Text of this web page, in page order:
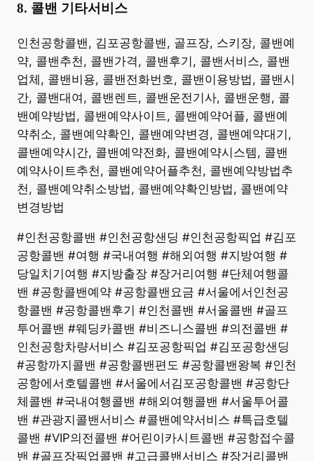
8. 콜밴 기타서비스
​인천공항콜밴, 김포공항콜밴, 골프장, 스키장, 콜밴예
약, 콜밴추천, 콜밴가격, 콜밴후기, 콜밴서비스, 콜밴
업체, 콜밴비용, 콜밴전화번호, 콜밴이용방법, 콜밴시
간, 콜밴대여, 콜밴렌트, 콜밴운전기사, 콜밴운행, 콜
밴예약방법, 콜밴예약사이트, 콜밴예약어플, 콜밴예
약취소, 콜밴예약확인, 콜밴예약변경, 콜밴예약대기,
콜밴예약시간, 콜밴예약전화, 콜밴예약시스템, 콜밴
예약사이트추천, 콜밴예약어플추천, 콜밴예약방법추
천, 콜밴예약취소방법, 콜밴예약확인방법, 콜밴예약
변경방법
#인천공항콜밴 #인천공항샌딩 #인천공항픽업 #김포
공항콜밴 #여행 #국내여행 #해외여행 #지방여행 #
당일치기여행 #지방출장 #장거리여행 #단체여행콜
밴 #공항콜밴예약 #공항콜밴요금 #서울에서인천공
항콜밴 #공항콜밴후기 #인천콜밴 #서울콜밴 #골프
투어콜밴 #웨딩카콜밴 #비즈니스콜밴 #의전콜밴 #
인천공항차량서비스 #김포공항픽업 #김포공항샌딩
#공항까지콜밴 #공항콜밴편도 #공항콜밴왕복 #인천
공항에서호텔콜밴 #서울에서김포공항콜밴 #공항단
체콜밴 #국내여행콜밴 #해외여행콜밴 #서울투어콜
밴 #관광지콜밴서비스 #콜밴예약서비스 #특급호텔
콜밴 #VIP의전콜밴 #어린이카시트콜밴 #공항접수콜
밴 #골프장픽업콜밴 #고급콜밴서비스 #장거리콜밴